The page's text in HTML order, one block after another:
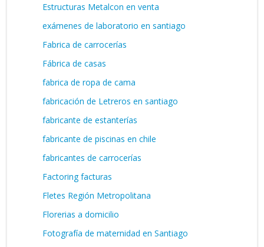
Estructuras Metalcon en venta
exámenes de laboratorio en santiago
Fabrica de carrocerías
Fábrica de casas
fabrica de ropa de cama
fabricación de Letreros en santiago
fabricante de estanterías
fabricante de piscinas en chile
fabricantes de carrocerías
Factoring facturas
Fletes Región Metropolitana
Florerias a domicilio
Fotografía de maternidad en Santiago